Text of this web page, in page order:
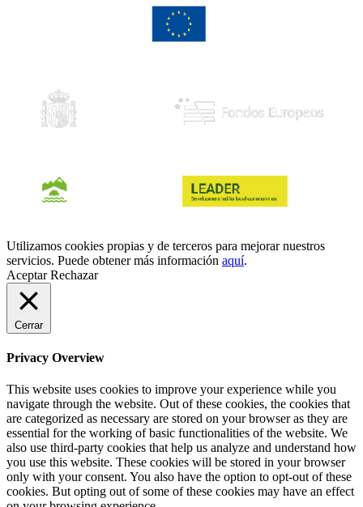
Utilizamos cookies propias y de terceros para mejorar nuestros
servicios. Puede obtener más información aquí.
Aceptar Rechazar
Cerrar
Privacy Overview
This website uses cookies to improve your experience while you
navigate through the website. Out of these cookies, the cookies that
are categorized as necessary are stored on your browser as they are
essential for the working of basic functionalities of the website. We
also use third-party cookies that help us analyze and understand how
you use this website. These cookies will be stored in your browser
only with your consent. You also have the option to opt-out of these
cookies. But opting out of some of these cookies may have an effect